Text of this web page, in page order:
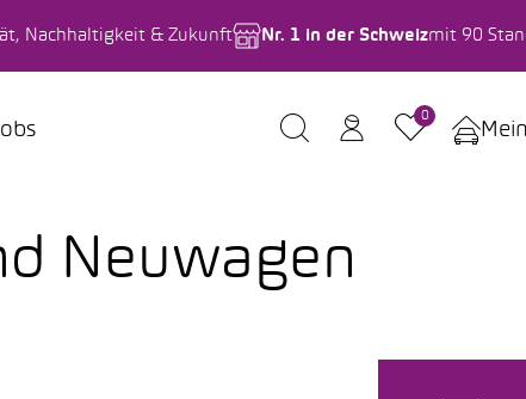
Nachhaltigkeit & Zukunft Nr. 1 in der Schweizmit 90
0
Neuwagen